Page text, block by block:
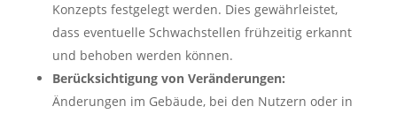
Konzepts festgelegt werden. Dies gewährleistet,
dass eventuelle Schwachstellen frühzeitig erkannt
und behoben werden können.
Berücksichtigung von Veränderungen:
Änderungen im Gebäude, bei den Nutzern oder in